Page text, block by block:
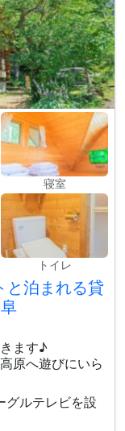
寝室
トイレ
と泊まれる貸
ます♪
原へ遊びにいら
グルテレビを設